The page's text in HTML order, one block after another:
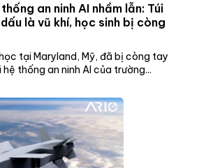
an ninh AI nhầm lẫn: Túi
là vũ khí, học sinh bị còng
tại Maryland, Mỹ, đã bị còng tay
thống an ninh AI của trường...